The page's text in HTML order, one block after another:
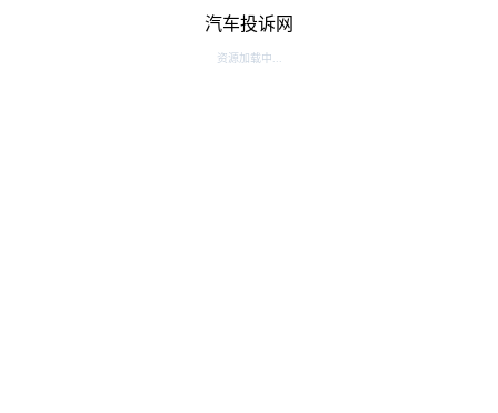
汽车投诉网
资源加载中...